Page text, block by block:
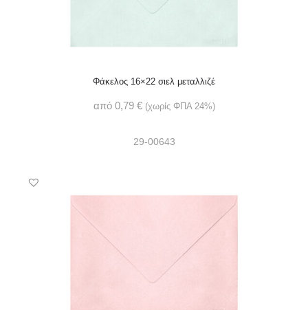
Φάκελος 16×22 σιελ μεταλλιζέ
από 0,79 € (χωρίς ΦΠΑ 24%)
29-00643